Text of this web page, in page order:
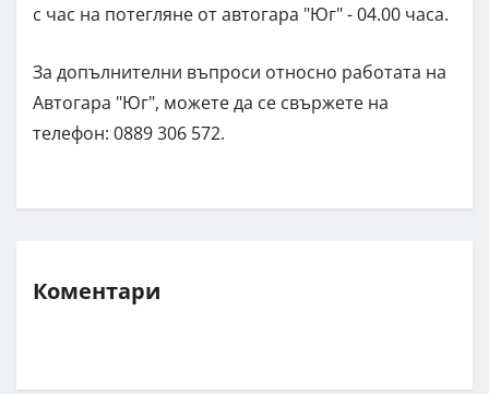
с час на потегляне от автогара "Юг" - 04.00 часа.
За допълнителни въпроси относно работата на
Автогара "Юг", можете да се свържете на
телефон: 0889 306 572.
Коментари